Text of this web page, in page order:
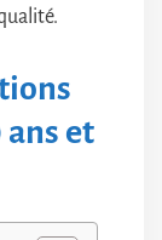
et